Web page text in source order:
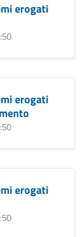
erogati
erogati
erogati